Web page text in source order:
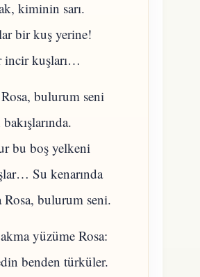
kiminin sarı.
bir kuş yerine!
incir kuşları…
bulurum seni
bu boş yelkeni
Su kenarında
bulurum seni.
yüzüme Rosa:
benden türküler.